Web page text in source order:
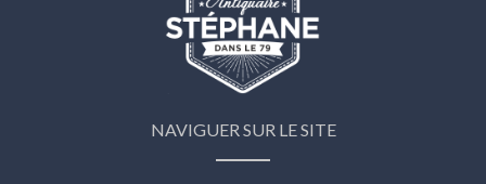
NAVIGUER SUR LE SITE